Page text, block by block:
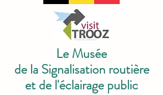
Le Musée
de la Signalisation routière
et de l'éclairage public